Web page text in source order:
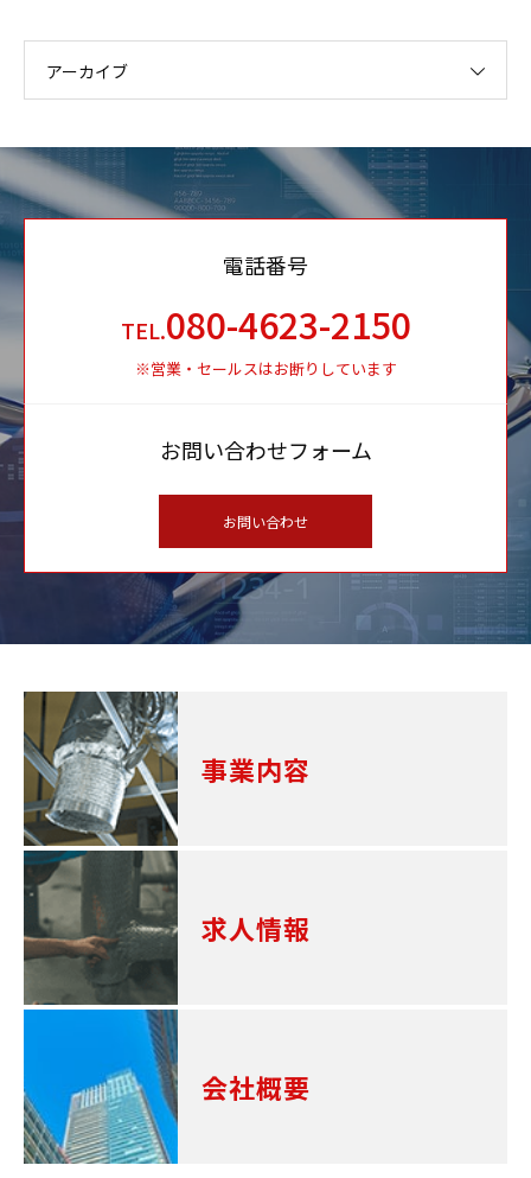
アーカイブ
電話番号
TEL.080-4623-2150
※営業・セールスはお断りしています
お問い合わせフォーム
お問い合わせ
事業内容
求人情報
会社概要